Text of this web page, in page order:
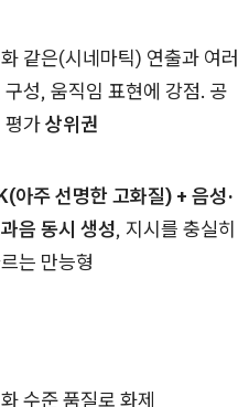
같은(시네마틱) 연출과 여러
구성, 움직임 표현에 강점. 공
평가상위권
아주 선명한 고화질) + 음성·
음 동시 생성, 지시를 충실히
는 만능형
수준 품질로 화제